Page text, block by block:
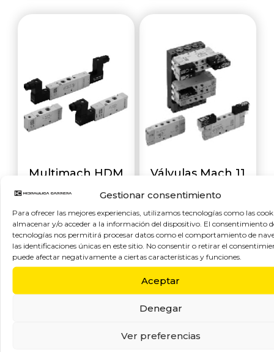
Gestionar consentimiento
Para ofrecer las mejores experiencias, utilizamos tecnologías como las
almacenar y/o acceder a la información del dispositivo. El consentimiento
tecnologías nos permitirá procesar datos como el comportamiento de
las identificaciones únicas en este sitio. No consentir o retirar el
puede afectar negativamente a ciertas características y funciones.
Aceptar
Denegar
Ver preferencias
Multimach HDM
Las HDM son la
solución ideal para
los que requieren
prestaciones
insuperables, la
flexibilidad y la
Válvulas Mach 11
Sus dimensiones
particularmente
compactas, los 11
mm de ancho,
asociado a las
elevadas
prestaciones
válvula Mach 11
una amplia